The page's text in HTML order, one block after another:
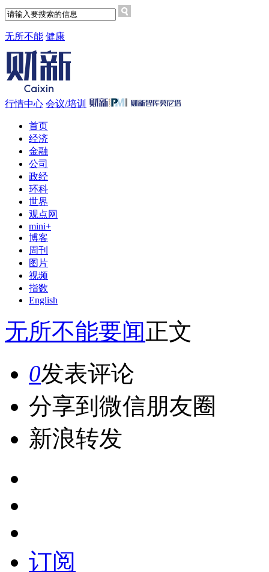
无所不能 健康
行情中心 会议/培训
首页
经济
金融
公司
政经
环科
世界
观点网
mini+
博客
周刊
图片
视频
指数
English
无所不能要闻正文
0发表评论
分享到微信朋友圈
新浪转发
订阅